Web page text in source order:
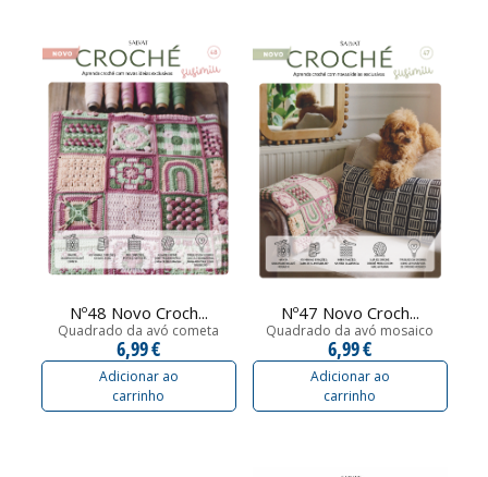
Nº48 Novo Croch...
Quadrado da avó cometa
6,99 €
Adicionar ao
carrinho
Nº47 Novo Croch...
Quadrado da avó mosaico
6,99 €
Adicionar ao
carrinho